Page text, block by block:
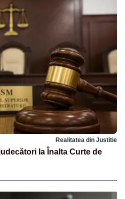
Realitatea din Justitie
la Înalta Curte de